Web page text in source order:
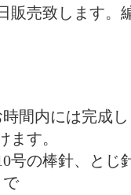
販売致します。
間内には完成
ます。
号の棒針、とじ